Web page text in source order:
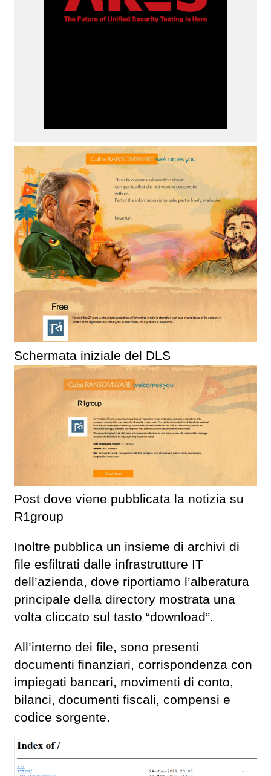
Schermata iniziale del DLS
Post dove viene pubblicata la notizia su
R1group
Inoltre pubblica un insieme di archivi di
file esfiltrati dalle infrastrutture IT
dell’azienda, dove riportiamo l’alberatura
principale della directory mostrata una
volta cliccato sul tasto “download”.
All’interno dei file, sono presenti
documenti finanziari, corrispondenza con
impiegati bancari, movimenti di conto,
bilanci, documenti fiscali, compensi e
codice sorgente.